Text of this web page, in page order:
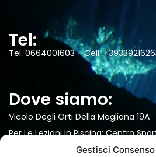
Gestisci
Tel:
Tel. 0664001603 - Cell.
Dove siamo:
Vicolo Degli Orti Della Magliana
Per Le Lezioni In Piscina: Centro
Silvestri 16/a, Roma.